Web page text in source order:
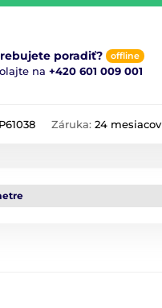
poradiť? offline
na +420 601 009 001
P61038 Záruka: 24 mesiacov